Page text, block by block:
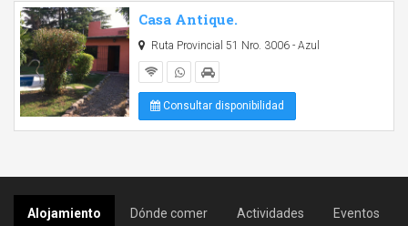
Casa Antique.
Ruta Provincial 51 Nro. 3006 - Azul
Consultar disponibilidad
Alojamiento Dónde comer Actividades Eventos